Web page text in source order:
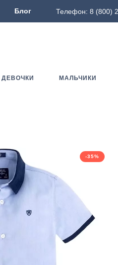
Блог Телефон: 8 (800)
ДЕВОЧКИ МАЛЬЧИКИ
-35%